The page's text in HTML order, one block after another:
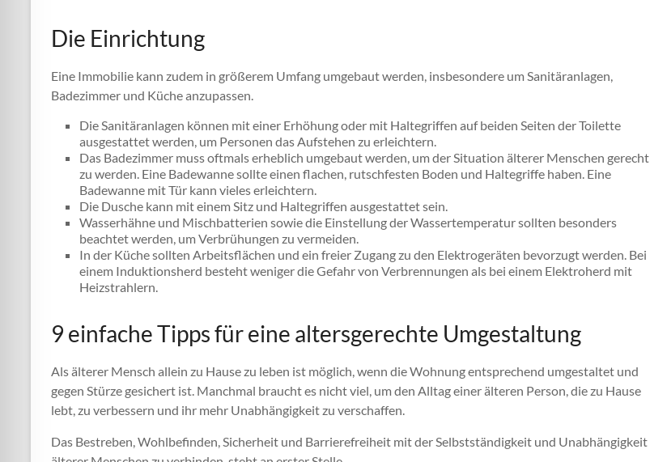
Die Einrichtung
Eine Immobilie kann zudem in größerem Umfang umgebaut werden, insbesondere um Sanitäranlagen,
Badezimmer und Küche anzupassen.
Die Sanitäranlagen können mit einer Erhöhung oder mit Haltegriffen auf beiden Seiten der Toilette
ausgestattet werden, um Personen das Aufstehen zu erleichtern.
Das Badezimmer muss oftmals erheblich umgebaut werden, um der Situation älterer Menschen gerecht
zu werden. Eine Badewanne sollte einen flachen, rutschfesten Boden und Haltegriffe haben. Eine
Badewanne mit Tür kann vieles erleichtern.
Die Dusche kann mit einem Sitz und Haltegriffen ausgestattet sein.
Wasserhähne und Mischbatterien sowie die Einstellung der Wassertemperatur sollten besonders
beachtet werden, um Verbrühungen zu vermeiden.
In der Küche sollten Arbeitsflächen und ein freier Zugang zu den Elektrogeräten bevorzugt werden. Bei
einem Induktionsherd besteht weniger die Gefahr von Verbrennungen als bei einem Elektroherd mit
Heizstrahlern.
9 einfache Tipps für eine altersgerechte Umgestaltung
Als älterer Mensch allein zu Hause zu leben ist möglich, wenn die Wohnung entsprechend umgestaltet und
gegen Stürze gesichert ist. Manchmal braucht es nicht viel, um den Alltag einer älteren Person, die zu Hause
lebt, zu verbessern und ihr mehr Unabhängigkeit zu verschaffen.
Das Bestreben, Wohlbefinden, Sicherheit und Barrierefreiheit mit der Selbstständigkeit und Unabhängigkeit